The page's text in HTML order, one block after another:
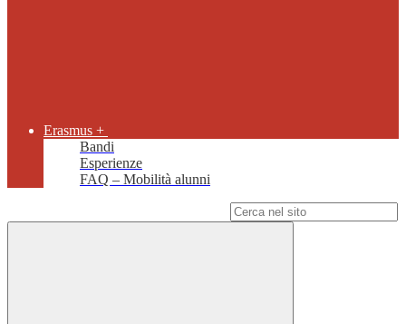
Erasmus +
Bandi
Esperienze
FAQ – Mobilità alunni